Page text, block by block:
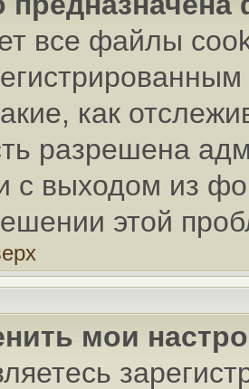
все файлы
как
разрешена
с выходом из
этой
мои